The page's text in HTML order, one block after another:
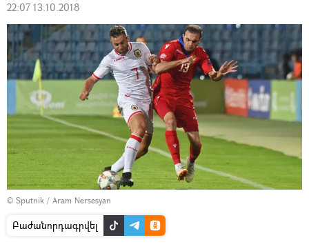
22:07 13.10.2018
© Sputnik / Aram Nersesyan
Բաժանորդագրվել